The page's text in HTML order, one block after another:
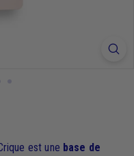
est une base de